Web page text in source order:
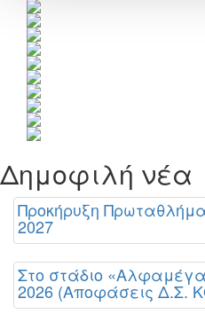
Δημοφιλή νέα
Προκήρυξη
2027
Στο στάδιο
2026 (Αποφάσεις Δ.Σ.